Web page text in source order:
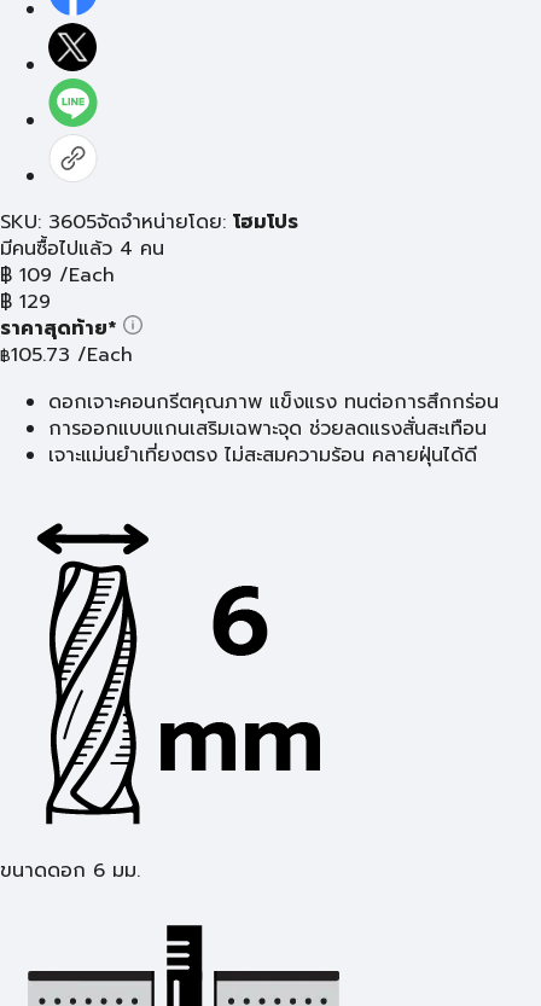
SKU: 3605จัดจำหน่ายโดย: โฮมโปร
มีคนซื้อไปแล้ว 4 คน
฿ 109 /Each
฿ 129
ราคาสุดท้าย*
฿105.73 /Each
ดอกเจาะคอนกรีตคุณภาพ แข็งแรง ทนต่อการสึกกร่อน
การออกแบบแกนเสริมเฉพาะจุด ช่วยลดแรงสั่นสะเทือน
เจาะแม่นยำเที่ยงตรง ไม่สะสมความร้อน คลายฝุ่นได้ดี
ขนาดดอก 6 มม.